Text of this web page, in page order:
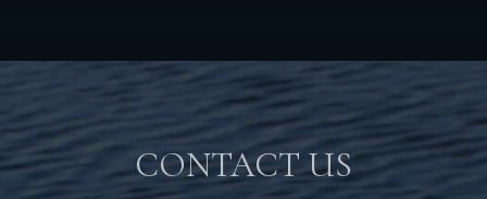
お問い合わせ
自社メディアCONTACT US